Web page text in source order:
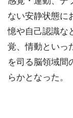
ない安静状態に
憶や自己認識な
覚、情動といっ
を司る脳領域間
らかとなった。